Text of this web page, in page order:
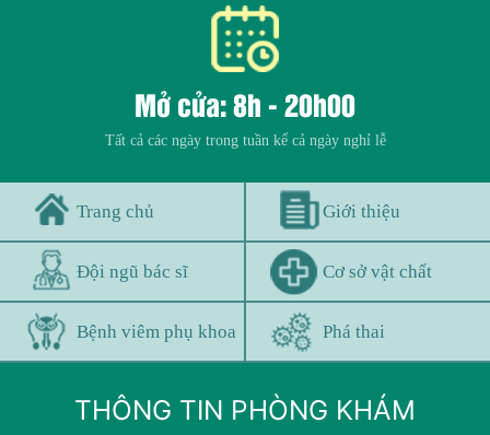
Mở cửa: 8h - 20h00
Tất cả các ngày trong tuần kể cả ngày nghỉ lễ
Trang chủ Giới thiệu
Đội ngũ bác sĩ Cơ sở vật chất
Bệnh viêm phụ khoa Phá thai
THÔNG TIN PHÒNG KHÁM